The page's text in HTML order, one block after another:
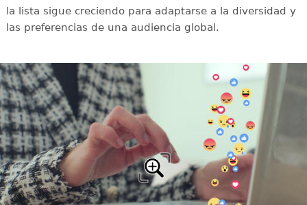
la lista sigue creciendo para adaptarse a la diversidad y
las preferencias de una audiencia global.